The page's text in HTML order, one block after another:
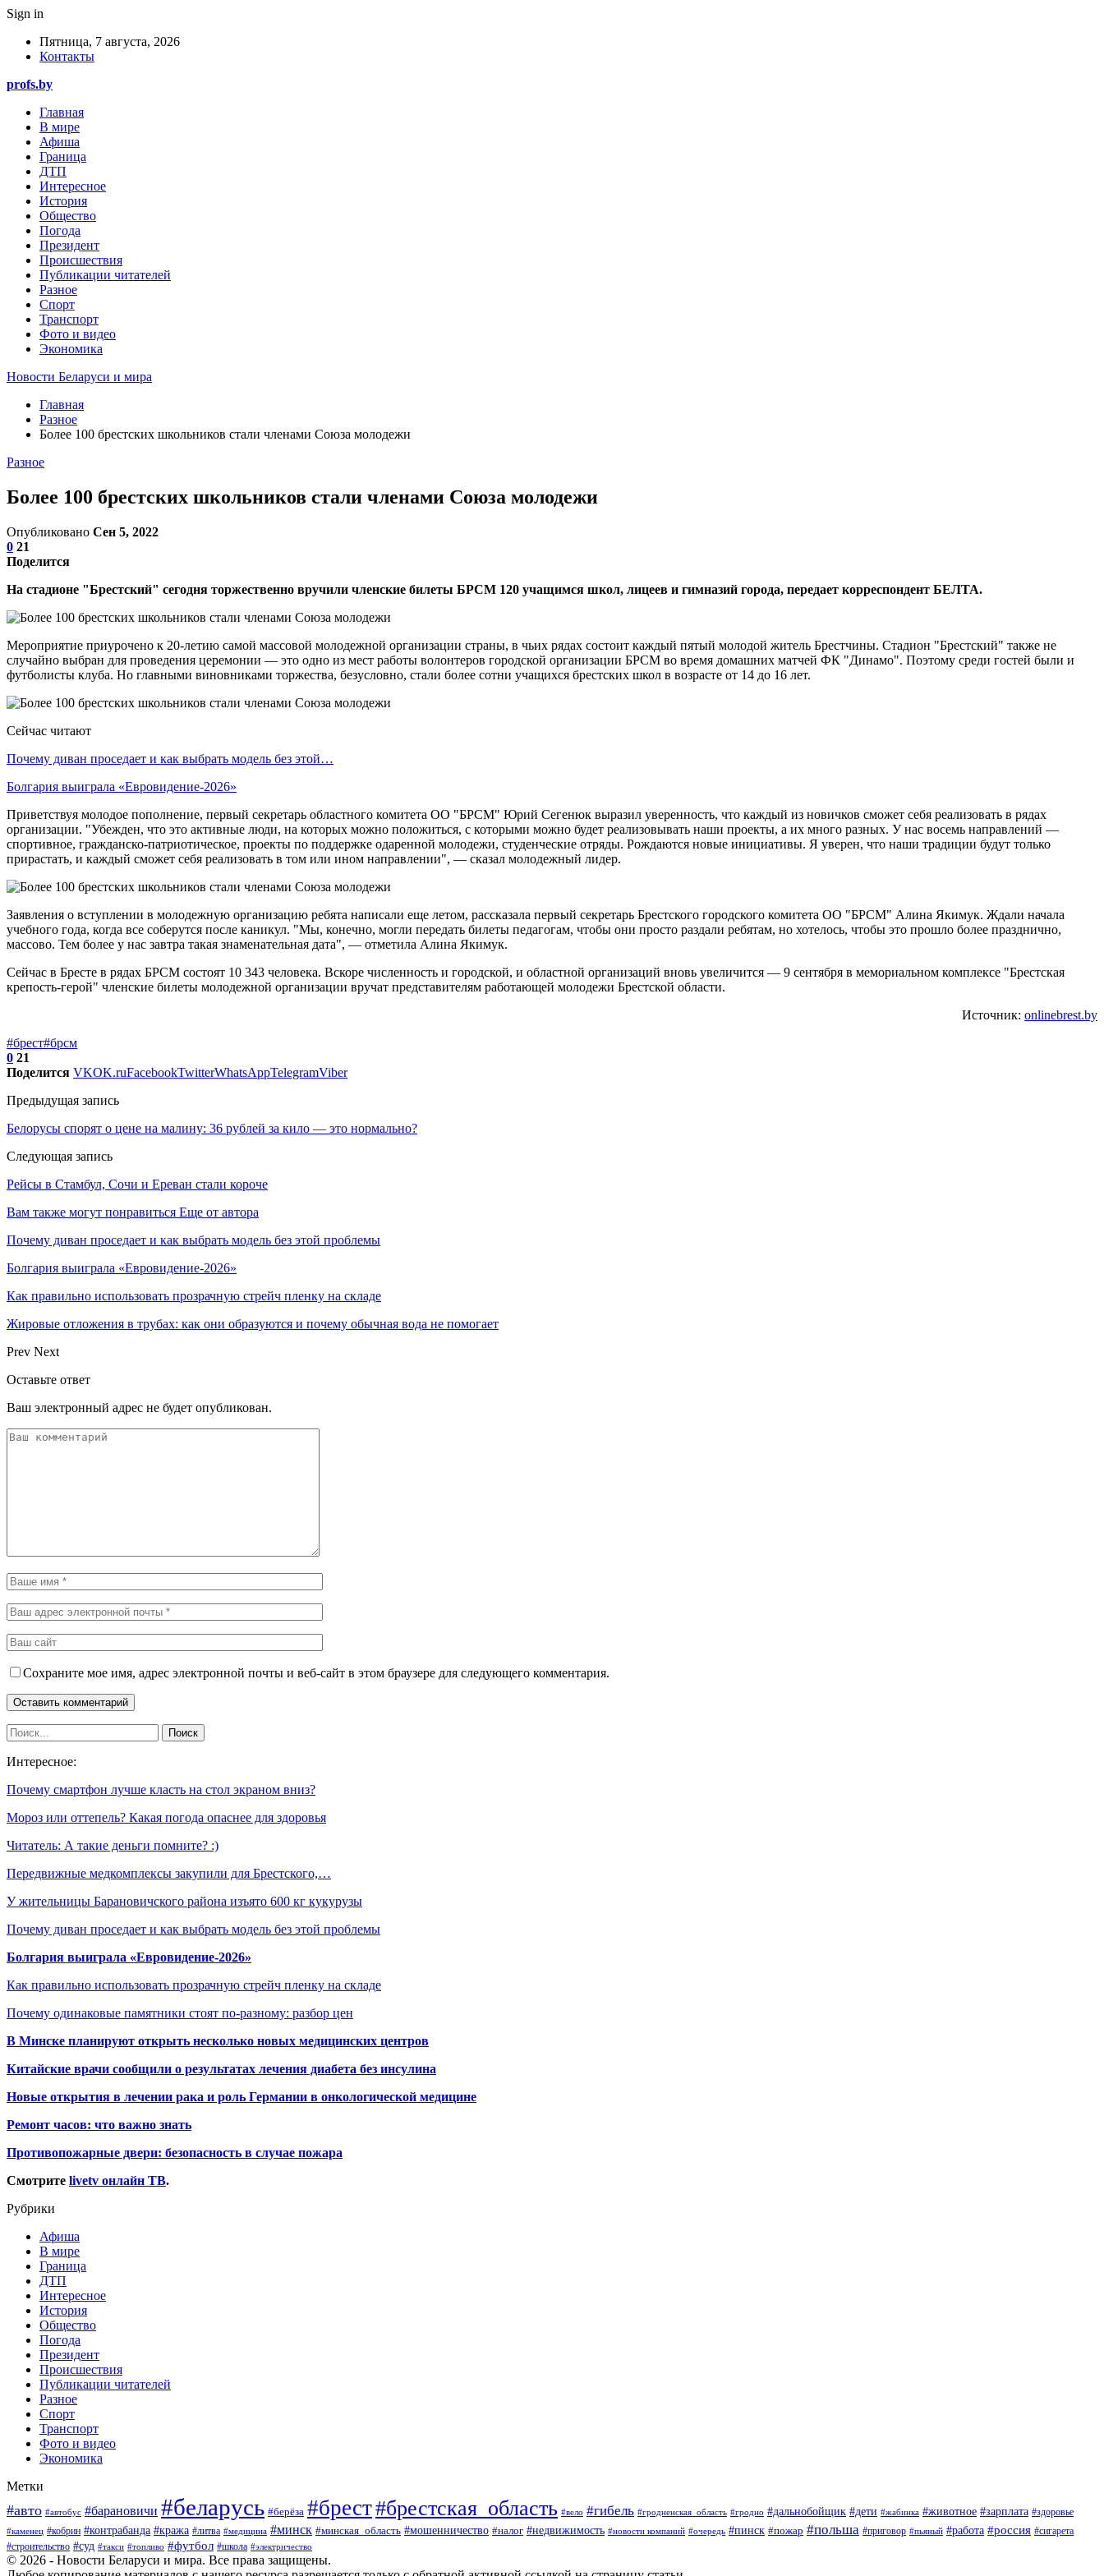
Sign in
Пятница, 7 августа, 2026
Контакты
profs.by
Главная
В мире
Афиша
Граница
ДТП
Интересное
История
Общество
Погода
Президент
Происшествия
Публикации читателей
Разное
Спорт
Транспорт
Фото и видео
Экономика
Новости Беларуси и мира
Главная
Разное
Более 100 брестских школьников стали членами Союза молодежи
Разное
Более 100 брестских школьников стали членами Союза молодежи
Опубликовано Сен 5, 2022
0 21
Поделится
На стадионе "Брестский" сегодня торжественно вручили членские билеты БРСМ 120 учащимся школ, лицеев и гимназий города, передает корреспондент БЕЛТА.
Мероприятие приурочено к 20-летию самой массовой молодежной организации страны, в чьих рядах состоит каждый пятый молодой житель Брестчины. Стадион "Брестский" также не
случайно выбран для проведения церемонии — это одно из мест работы волонтеров городской организации БРСМ во время домашних матчей ФК "Динамо". Поэтому среди гостей были и
футболисты клуба. Но главными виновниками торжества, безусловно, стали более сотни учащихся брестских школ в возрасте от 14 до 16 лет.
Сейчас читают
Почему диван проседает и как выбрать модель без этой…
Болгария выиграла «Евровидение-2026»
Приветствуя молодое пополнение, первый секретарь областного комитета ОО "БРСМ" Юрий Сегенюк выразил уверенность, что каждый из новичков сможет себя реализовать в рядах
организации. "Убежден, что это активные люди, на которых можно положиться, с которыми можно будет реализовывать наши проекты, а их много разных. У нас восемь направлений —
спортивное, гражданско-патриотическое, проекты по поддержке одаренной молодежи, студенческие отряды. Рождаются новые инициативы. Я уверен, что наши традиции будут только
прирастать, и каждый сможет себя реализовать в том или ином направлении", — сказал молодежный лидер.
Заявления о вступлении в молодежную организацию ребята написали еще летом, рассказала первый секретарь Брестского городского комитета ОО "БРСМ" Алина Якимук. Ждали начала
учебного года, когда все соберутся после каникул. "Мы, конечно, могли передать билеты педагогам, чтобы они просто раздали ребятам, но хотелось, чтобы это прошло более празднично,
массово. Тем более у нас завтра такая знаменательная дата", — отметила Алина Якимук.
Сейчас в Бресте в рядах БРСМ состоят 10 343 человека. Вскоре численность и городской, и областной организаций вновь увеличится — 9 сентября в мемориальном комплексе "Брестская
крепость-герой" членские билеты молодежной организации вручат представителям работающей молодежи Брестской области.
Источник: onlinebrest.by
#брест#брсм
0 21
Поделится VKOK.ruFacebookTwitterWhatsAppTelegramViber
Предыдущая запись
Белорусы спорят о цене на малину: 36 рублей за кило — это нормально?
Следующая запись
Рейсы в Стамбул, Сочи и Ереван стали короче
Вам также могут понравиться Еще от автора
Почему диван проседает и как выбрать модель без этой проблемы
Болгария выиграла «Евровидение-2026»
Как правильно использовать прозрачную стрейч пленку на складе
Жировые отложения в трубах: как они образуются и почему обычная вода не помогает
Prev Next
Оставьте ответ
Ваш электронный адрес не будет опубликован.
Сохраните мое имя, адрес электронной почты и веб-сайт в этом браузере для следующего комментария.
Интересное:
Почему смартфон лучше класть на стол экраном вниз?
Мороз или оттепель? Какая погода опаснее для здоровья
Читатель: А такие деньги помните? :)
Передвижные медкомплексы закупили для Брестского,…
У жительницы Барановичского района изъято 600 кг кукурузы
Почему диван проседает и как выбрать модель без этой проблемы
Болгария выиграла «Евровидение-2026»
Как правильно использовать прозрачную стрейч пленку на складе
Почему одинаковые памятники стоят по-разному: разбор цен
В Минске планируют открыть несколько новых медицинских центров
Китайские врачи сообщили о результатах лечения диабета без инсулина
Новые открытия в лечении рака и роль Германии в онкологической медицине
Ремонт часов: что важно знать
Противопожарные двери: безопасность в случае пожара
Смотрите livetv онлайн ТВ.
Рубрики
Афиша
В мире
Граница
ДТП
Интересное
История
Общество
Погода
Президент
Происшествия
Публикации читателей
Разное
Спорт
Транспорт
Фото и видео
Экономика
Метки
#авто #автобус #барановичи #беларусь #берёза #брест#брестская_область #вело #гибель #гродненская_область #гродно #дальнобойщик #дети #жабинка #животное #зарплата #здоровье
#каменец #кобрин #контрабанда #кража #литва #медицина #минск #минская_область #мошенничество #налог #недвижимость #новости компаний #очередь #пинск #пожар #польша #приговор #пьяный #работа #россия #сигарета
#строительство #суд #такси #топливо #футбол #школа #электричество
© 2026 - Новости Беларуси и мира. Все права защищены.